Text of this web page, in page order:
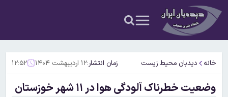
خانه دیدبان محیط زیست زمان انتشار:۱۲ اردیبهشت ۱۴۰۴ ۱۲:۵۲
وضعیت خطرناک آلودگی هوا در ۱۱ شهر خوزستان